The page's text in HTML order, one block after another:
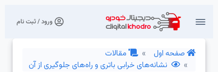
ورود / ثبت نام
صفحه اول
مقالات
نشانه‌های خرابی باتری و راه‌های جلوگیری از آن